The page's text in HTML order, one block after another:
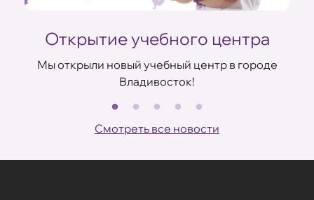
Открытие учебного центра
Мы открыли новый учебный центр в городе
Владивосток!
Смотреть все новости